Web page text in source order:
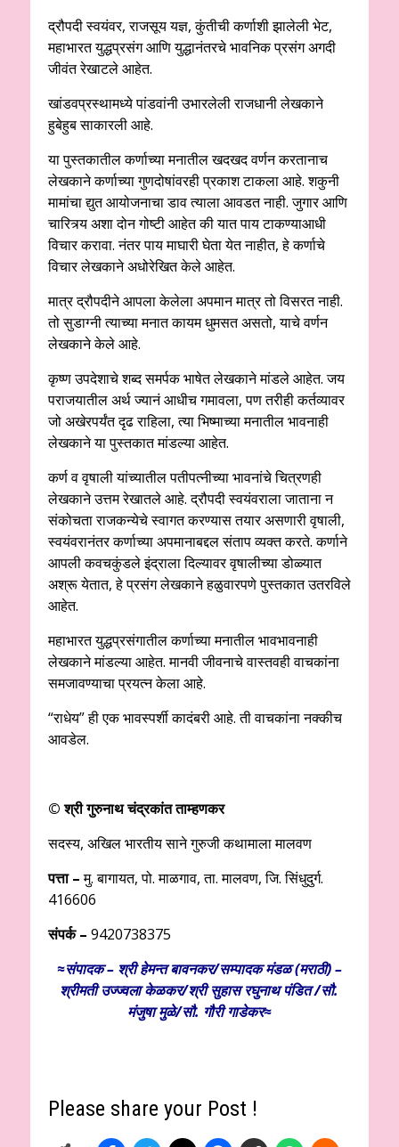
द्रौपदी स्वयंवर, राजसूय यज्ञ, कुंतीची कर्णाशी झालेली भेट,
महाभारत युद्धप्रसंग आणि युद्धानंतरचे भावनिक प्रसंग अगदी
जीवंत रेखाटले आहेत.
खांडवप्रस्थामध्ये पांडवांनी उभारलेली राजधानी लेखकाने
हुबेहुब साकारली आहे.
या पुस्तकातील कर्णाच्या मनातील खदखद वर्णन करतानाच
लेखकाने कर्णाच्या गुणदोषांवरही प्रकाश टाकला आहे. शकुनी
मामांचा द्युत आयोजनाचा डाव त्याला आवडत नाही. जुगार आणि
चारित्र्य अशा दोन गोष्टी आहेत की यात पाय टाकण्याआधी
विचार करावा. नंतर पाय माघारी घेता येत नाहीत, हे कर्णाचे
विचार लेखकाने अधोरेखित केले आहेत.
मात्र द्रौपदीने आपला केलेला अपमान मात्र तो विसरत नाही.
तो सुडाग्नी त्याच्या मनात कायम धुमसत असतो, याचे वर्णन
लेखकाने केले आहे.
कृष्ण उपदेशाचे शब्द समर्पक भाषेत लेखकाने मांडले आहेत. जय
पराजयातील अर्थ ज्यानं आधीच गमावला, पण तरीही कर्तव्यावर
जो अखेरपर्यंत दृढ राहिला, त्या भिष्माच्या मनातील भावनाही
लेखकाने या पुस्तकात मांडल्या आहेत.
कर्ण व वृषाली यांच्यातील पतीपत्नीच्या भावनांचे चित्रणही
लेखकाने उत्तम रेखातले आहे. द्रौपदी स्वयंवराला जाताना न
संकोचता राजकन्येचे स्वागत करण्यास तयार असणारी वृषाली,
स्वयंवरानंतर कर्णाच्या अपमानाबद्दल संताप व्यक्त करते. कर्णाने
आपली कवचकुंडले इंद्राला दिल्यावर वृषालीच्या डोळ्यात
अश्रू येतात, हे प्रसंग लेखकाने हळुवारपणे पुस्तकात उतरविले
आहेत.
महाभारत युद्धप्रसंगातील कर्णाच्या मनातील भावभावनाही
लेखकाने मांडल्या आहेत. मानवी जीवनाचे वास्तवही वाचकांना
समजावण्याचा प्रयत्न केला आहे.
“राधेय” ही एक भावस्पर्शी कादंबरी आहे. ती वाचकांना नक्कीच
आवडेल.
© श्री गुरुनाथ चंद्रकांत ताम्हणकर
सदस्य, अखिल भारतीय साने गुरुजी कथामाला मालवण
पत्ता –मु. बागायत, पो. माळगाव, ता. मालवण, जि. सिंधुदुर्ग.
416606
संपर्क – 9420738375
≈संपादक – श्री हेमन्त बावनकर/सम्पादक मंडळ (मराठी) –
श्रीमती उज्ज्वला केळकर/श्री सुहास रघुनाथ पंडित /सौ.
मंजुषा मुळे/सौ. गौरी गाडेकर≈
Please share your Post !